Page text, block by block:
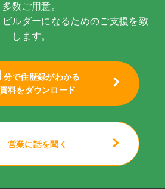
多数ご用意。
ルダーになるためのご支援を致
します。
分で住歴録がわかる
資料をダウンロード
営業に話を聞く